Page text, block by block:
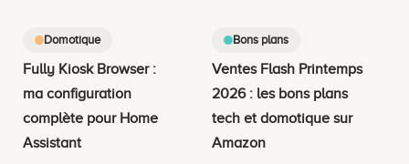
Domotique
Fully Kiosk Browser :
ma configuration
complète pour Home
Assistant
Bons plans
Ventes Flash Printemps
2026 : les bons plans
tech et domotique sur
Amazon